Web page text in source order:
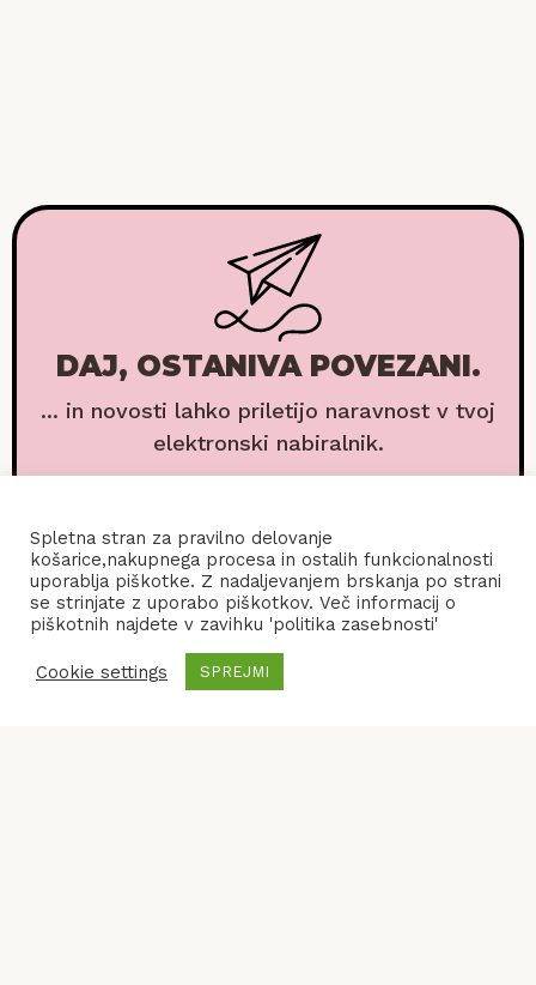
DAJ, OSTANIVA POVEZANI.
... in novosti lahko priletijo naravnost v tvoj
elektronski nabiralnik.
Spletna stran za pravilno delovanje
košarice,nakupnega procesa in ostalih funkcionalnosti
uporablja piškotke. Z nadaljevanjem brskanja po strani
se strinjate z uporabo piškotkov. Več informacij o
piškotnih najdete v zavihku 'politika zasebnosti'
Cookie settings SPREJMI